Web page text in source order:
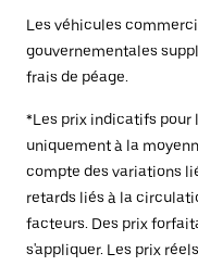
Les véhicules
gouvernementales
frais de péage.
*Les prix indicatifs pour
uniquement à la
compte des variations
retards liés à la
facteurs. Des prix
s'appliquer. Les prix